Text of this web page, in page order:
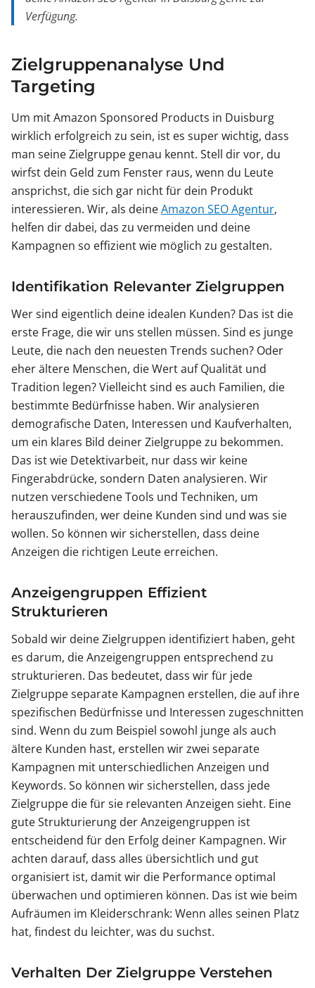
Verfügung.
Zielgruppenanalyse Und
Targeting
Um mit Amazon Sponsored Products in Duisburg
wirklich erfolgreich zu sein, ist es super wichtig, dass
man seine Zielgruppe genau kennt. Stell dir vor, du
wirfst dein Geld zum Fenster raus, wenn du Leute
ansprichst, die sich gar nicht für dein Produkt
interessieren. Wir, als deineAmazon SEO Agentur,
helfen dir dabei, das zu vermeiden und deine
Kampagnen so effizient wie möglich zu gestalten.
Identifikation Relevanter Zielgruppen
Wer sind eigentlich deine idealen Kunden? Das ist die
erste Frage, die wir uns stellen müssen. Sind es junge
Leute, die nach den neuesten Trends suchen? Oder
eher ältere Menschen, die Wert auf Qualität und
Tradition legen? Vielleicht sind es auch Familien, die
bestimmte Bedürfnisse haben. Wir analysieren
demografische Daten, Interessen und Kaufverhalten,
um ein klares Bild deiner Zielgruppe zu bekommen.
Das ist wie Detektivarbeit, nur dass wir keine
Fingerabdrücke, sondern Daten analysieren. Wir
nutzen verschiedene Tools und Techniken, um
herauszufinden, wer deine Kunden sind und was sie
wollen. So können wir sicherstellen, dass deine
Anzeigen die richtigen Leute erreichen.
Anzeigengruppen Effizient
Strukturieren
Sobald wir deine Zielgruppen identifiziert haben, geht
es darum, die Anzeigengruppen entsprechend zu
strukturieren. Das bedeutet, dass wir für jede
Zielgruppe separate Kampagnen erstellen, die auf ihre
spezifischen Bedürfnisse und Interessen zugeschnitten
sind. Wenn du zum Beispiel sowohl junge als auch
ältere Kunden hast, erstellen wir zwei separate
Kampagnen mit unterschiedlichen Anzeigen und
Keywords. So können wir sicherstellen, dass jede
Zielgruppe die für sie relevanten Anzeigen sieht. Eine
gute Strukturierung der Anzeigengruppen ist
entscheidend für den Erfolg deiner Kampagnen. Wir
achten darauf, dass alles übersichtlich und gut
organisiert ist, damit wir die Performance optimal
überwachen und optimieren können. Das ist wie beim
Aufräumen im Kleiderschrank: Wenn alles seinen Platz
hat, findest du leichter, was du suchst.
Verhalten Der Zielgruppe Verstehen